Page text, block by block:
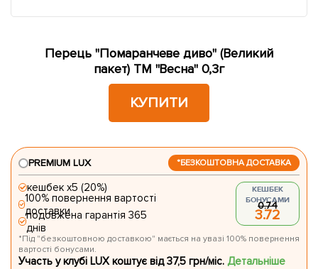
Перець "Помаранчеве диво" (Великий
пакет) ТМ "Весна" 0,3г
КУПИТИ
*БЕЗКОШТОВНА ДОСТАВКА
PREMIUM LUX
кешбек х5 (20%)
100% повернення вартості
доставки
подовжена гарантія 365
днів
КЕШБЕК
БОНУСАМИ
0.74
3.72
*Під "безкоштовною доставкою" мається на увазі 100% повернення
вартості бонусами.
Участь у клубі LUX коштує від 37,5 грн/міс.Детальніше